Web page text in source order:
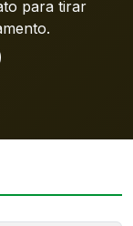
para tirar